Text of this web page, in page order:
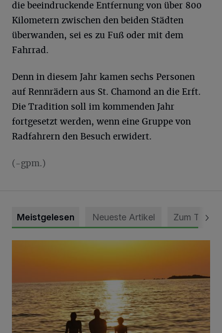
die beeindruckende Entfernung von über 800
Kilometern zwischen den beiden Städten
überwanden, sei es zu Fuß oder mit dem
Fahrrad.
Denn in diesem Jahr kamen sechs Personen
auf Rennrädern aus St. Chamond an die Erft.
Die Tradition soll im kommenden Jahr
fortgesetzt werden, wenn eine Gruppe von
Radfahrern den Besuch erwidert.
(-gpm.)
Meistgelesen Neueste Artikel Zum Thema
Die schönsten Sommermomente gesucht